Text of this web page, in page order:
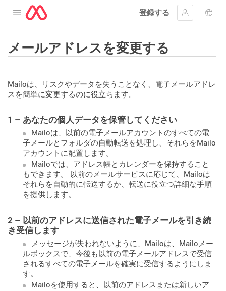
メニューを開く
登録する
ｻｲﾝｲﾝする言語
メールアドレスを変更する
Mailoは、リスクやデータを失うことなく、電子メールアドレ
スを簡単に変更するのに役立ちます。
1 – あなたの個人データを保管してください
Mailoは、以前の電子メールアカウントのすべての電
子メールとフォルダの自動転送を処理し、それらをMailo
アカウントに配置します。
Mailoでは、アドレス帳とカレンダーを保持すること
もできます。 以前のメールサービスに応じて、Mailoは
それらを自動的に転送するか、転送に役立つ詳細な手順
を提供します。
2 – 以前のアドレスに送信された電子メールを引き続
き受信します
メッセージが失われないように、Mailoは、Mailoメー
ルボックスで、今後も以前の電子メールアドレスで受信
されるすべての電子メールを確実に受信するようにしま
す。
Mailoを使用すると、以前のアドレスまたは新しいア